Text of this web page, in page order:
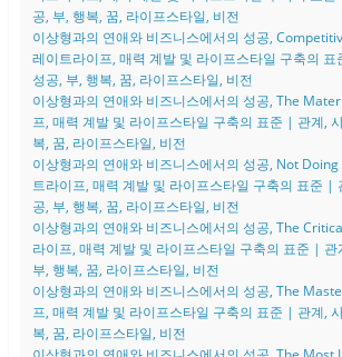
공, 부, 행복, 꿈, 라이프스타일, 비전
이상형과의 연애와 비즈니스에서의 성공,
레이트라이프, 매력 계발 및 라이프스타일 구축의
성공, 부, 행복, 꿈, 라이프스타일, 비전
이상형과의 연애와 비즈니스에서의 성공, The
프, 매력 계발 및 라이프스타일 구축의 표준 | 관계,
복, 꿈, 라이프스타일, 비전
이상형과의 연애와 비즈니스에서의 성공, Not
트라이프, 매력 계발 및 라이프스타일 구축의 표준 |
공, 부, 행복, 꿈, 라이프스타일, 비전
이상형과의 연애와 비즈니스에서의 성공, The
라이프, 매력 계발 및 라이프스타일 구축의 표준 | 관
부, 행복, 꿈, 라이프스타일, 비전
이상형과의 연애와 비즈니스에서의 성공, The
프, 매력 계발 및 라이프스타일 구축의 표준 | 관계,
복, 꿈, 라이프스타일, 비전